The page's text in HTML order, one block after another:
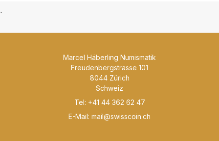
`
Marcel Häberling Numismatik
Freudenbergstrasse 101
8044 Zürich
Schweiz
Tel: +41 44 362 62 47
E-Mail: mail@swisscoin.ch